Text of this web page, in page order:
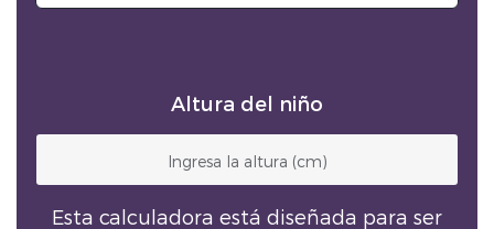
Altura del niño
Esta calculadora está diseñada para ser